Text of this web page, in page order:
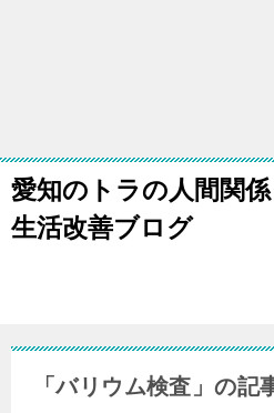
愛知のトラの人間関係
生活改善ブログ
「バリウム検査」の記